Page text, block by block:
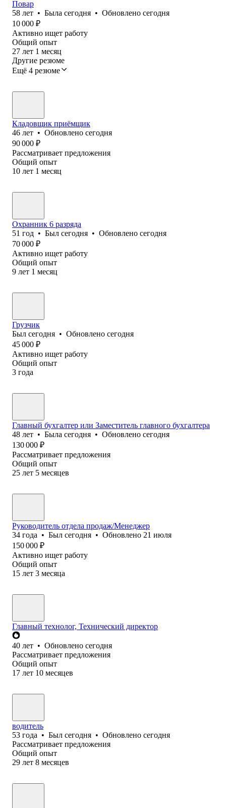
Повар
58 лет • Была сегодня • Обновлено сегодня
10 000 ₽
Активно ищет работу
Общий опыт
27 лет 1 месяц
Другие резюме
Ещё 4 резюме
Кладовщик приёмщик
46 лет • Обновлено сегодня
90 000 ₽
Рассматривает предложения
Общий опыт
10 лет 1 месяц
Охранник 6 разряда
51 год • Был сегодня • Обновлено сегодня
70 000 ₽
Активно ищет работу
Общий опыт
9 лет 1 месяц
Грузчик
Был сегодня • Обновлено сегодня
45 000 ₽
Активно ищет работу
Общий опыт
3 года
Главный бухгалтер или Заместитель главного бухгалтера
48 лет • Была сегодня • Обновлено сегодня
130 000 ₽
Рассматривает предложения
Общий опыт
25 лет 5 месяцев
Руководитель отдела продаж/Менеджер
34 года • Был сегодня • Обновлено 21 июля
150 000 ₽
Активно ищет работу
Общий опыт
15 лет 3 месяца
Главный технолог, Технический директор
40 лет • Обновлено сегодня
Рассматривает предложения
Общий опыт
17 лет 10 месяцев
водитель
53 года • Был сегодня • Обновлено сегодня
Рассматривает предложения
Общий опыт
29 лет 8 месяцев